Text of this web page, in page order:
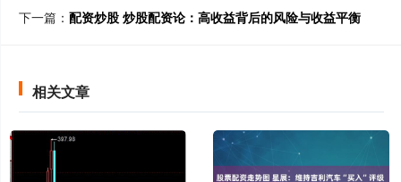
下一篇： 配资炒股 炒股配资论：高收益背后的风险与收益平衡
相关文章